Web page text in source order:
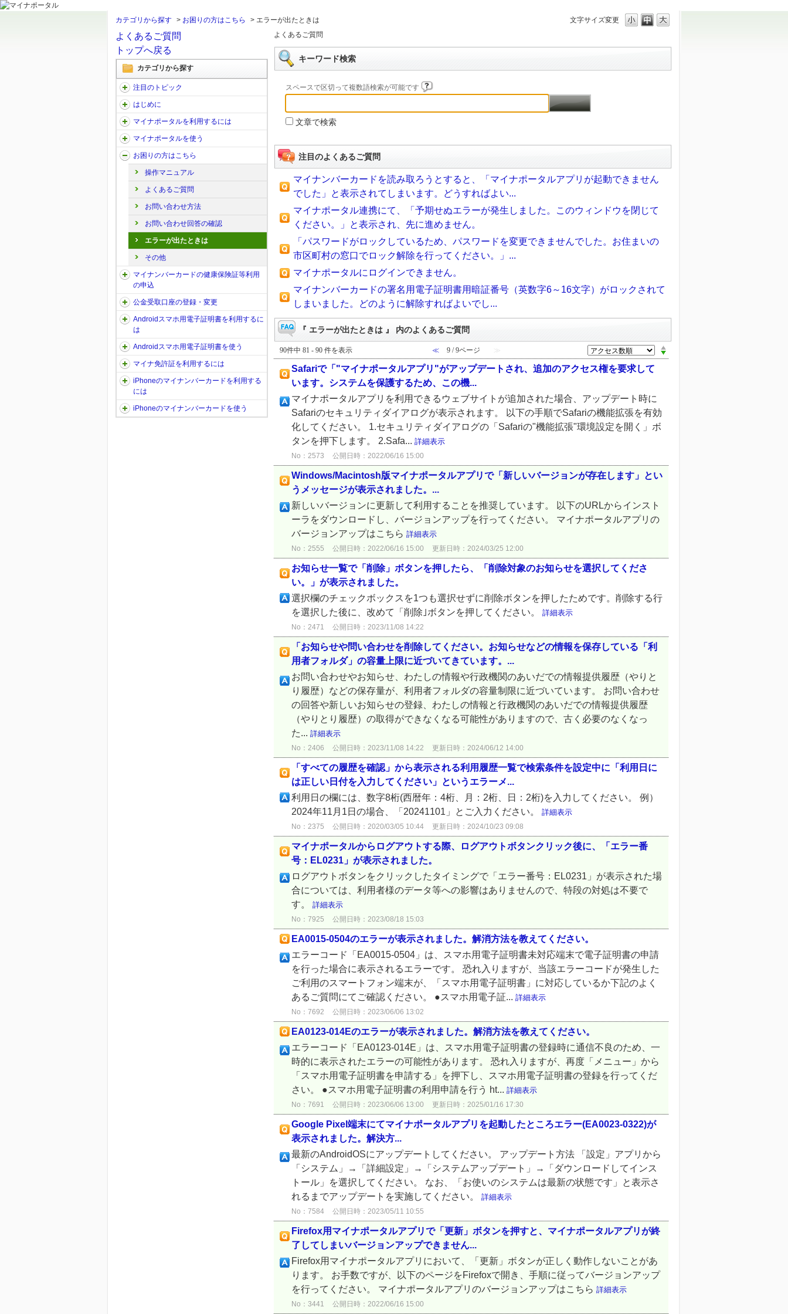
文字サイズ変更
カテゴリから探す > お困りの方はこちら > エラーが出たときは
よくあるご質問
トップへ戻る
カテゴリから探す
注目のトピック
はじめに
マイナポータルを利用するには
マイナポータルを使う
お困りの方はこちら
操作マニュアル
よくあるご質問
お問い合わせ方法
お問い合わせ回答の確認
エラーが出たときは
その他
マイナンバーカードの健康保険証等利用
の申込
公金受取口座の登録・変更
Androidスマホ用電子証明書を利用するに
は
Androidスマホ用電子証明書を使う
マイナ免許証を利用するには
iPhoneのマイナンバーカードを利用する
には
iPhoneのマイナンバーカードを使う
よくあるご質問
キーワード検索
スペースで区切って複数語検索が可能です
文章で検索
注目のよくあるご質問
マイナンバーカードを読み取ろうとすると、「マイナポータルアプリが起動できません
でした」と表示されてしまいます。どうすればよい...
マイナポータル連携にて、「予期せぬエラーが発生しました。このウィンドウを閉じて
ください。」と表示され、先に進めません。
「パスワードがロックしているため、パスワードを変更できませんでした。お住まいの
市区町村の窓口でロック解除を行ってください。」...
マイナポータルにログインできません。
マイナンバーカードの署名用電子証明書用暗証番号（英数字6～16文字）がロックされて
しまいました。どのように解除すればよいでし...
『 エラーが出たときは 』 内のよくあるご質問
90件中 81 - 90 件を表示 ≪ 9 / 9ページ ≫
Safariで「"マイナポータルアプリ"がアップデートされ、追加のアクセス権を要求して
います。システムを保護するため、この機...
マイナポータルアプリを利用できるウェブサイトが追加された場合、アップデート時に
Safariのセキュリティダイアログが表示されます。 以下の手順でSafariの機能拡張を有効
化してください。 1.セキュリティダイアログの「Safariの"機能拡張"環境設定を開く」ボ
タンを押下します。 2.Safa... 詳細表示
No：2573 公開日時：2022/06/16 15:00
Windows/Macintosh版マイナポータルアプリで「新しいバージョンが存在します」とい
うメッセージが表示されました。...
新しいバージョンに更新して利用することを推奨しています。 以下のURLからインスト
ーラをダウンロードし、バージョンアップを行ってください。 マイナポータルアプリの
バージョンアップはこちら 詳細表示
No：2555 公開日時：2022/06/16 15:00 更新日時：2024/03/25 12:00
お知らせ一覧で「削除」ボタンを押したら、「削除対象のお知らせを選択してくださ
い。」が表示されました。
選択欄のチェックボックスを1つも選択せずに削除ボタンを押したためです。削除する行
を選択した後に、改めて「削除｣ボタンを押してください。 詳細表示
No：2471 公開日時：2023/11/08 14:22
「お知らせや問い合わせを削除してください。お知らせなどの情報を保存している「利
用者フォルダ」の容量上限に近づいてきています。...
お問い合わせやお知らせ、わたしの情報や行政機関のあいだでの情報提供履歴（やりと
り履歴）などの保存量が、利用者フォルダの容量制限に近づいています。 お問い合わせ
の回答や新しいお知らせの登録、わたしの情報と行政機関のあいだでの情報提供履歴
（やりとり履歴）の取得ができなくなる可能性がありますので、古く必要のなくなっ
た... 詳細表示
No：2406 公開日時：2023/11/08 14:22 更新日時：2024/06/12 14:00
「すべての履歴を確認」から表示される利用履歴一覧で検索条件を設定中に「利用日に
は正しい日付を入力してください」というエラーメ...
利用日の欄には、数字8桁(西暦年：4桁、月：2桁、日：2桁)を入力してください。 例）
2024年11月1日の場合、「20241101」とご入力ください。 詳細表示
No：2375 公開日時：2020/03/05 10:44 更新日時：2024/10/23 09:08
マイナポータルからログアウトする際、ログアウトボタンクリック後に、「エラー番
号：EL0231」が表示されました。
ログアウトボタンをクリックしたタイミングで「エラー番号：EL0231」が表示された場
合については、利用者様のデータ等への影響はありませんので、特段の対処は不要で
す。 詳細表示
No：7925 公開日時：2023/08/18 15:03
EA0015-0504のエラーが表示されました。解消方法を教えてください。
エラーコード「EA0015-0504」は、スマホ用電子証明書未対応端末で電子証明書の申請
を行った場合に表示されるエラーです。 恐れ入りますが、当該エラーコードが発生した
ご利用のスマートフォン端末が、「スマホ用電子証明書」に対応しているか下記のよく
あるご質問にてご確認ください。 ●スマホ用電子証... 詳細表示
No：7692 公開日時：2023/06/06 13:02
EA0123-014Eのエラーが表示されました。解消方法を教えてください。
エラーコード「EA0123-014E」は、スマホ用電子証明書の登録時に通信不良のため、一
時的に表示されたエラーの可能性があります。 恐れ入りますが、再度「メニュー」から
「スマホ用電子証明書を申請する」を押下し、スマホ用電子証明書の登録を行ってくだ
さい。 ●スマホ用電子証明書の利用申請を行う ht... 詳細表示
No：7691 公開日時：2023/06/06 13:00 更新日時：2025/01/16 17:30
Google Pixel端末にてマイナポータルアプリを起動したところエラー(EA0023-0322)が
表示されました。解決方...
最新のAndroidOSにアップデートしてください。 アップデート方法 「設定」アプリから
「システム」→「詳細設定」→「システムアップデート」→「ダウンロードしてインス
トール」を選択してください。 なお、「お使いのシステムは最新の状態です」と表示さ
れるまでアップデートを実施してください。 詳細表示
No：7584 公開日時：2023/05/11 10:55
Firefox用マイナポータルアプリで「更新」ボタンを押すと、マイナポータルアプリが終
了してしまいバージョンアップできません...
Firefox用マイナポータルアプリにおいて、「更新」ボタンが正しく動作しないことがあ
ります。 お手数ですが、以下のページをFirefoxで開き、手順に従ってバージョンアップ
を行ってください。 マイナポータルアプリのバージョンアップはこちら 詳細表示
No：3441 公開日時：2022/06/16 15:00